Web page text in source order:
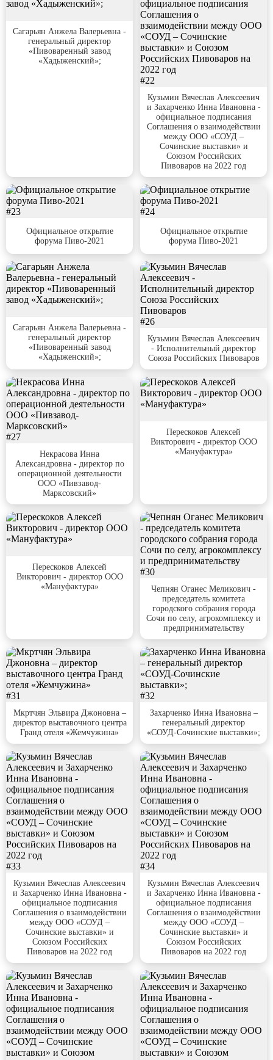
Сагарьян Анжела Валерьевна -
генеральный директор
«Пивоваренный завод
«Хадыженский»;
#22
Кузьмин Вячеслав Алексеевич
и Захарченко Инна Ивановна -
официальное подписания
Соглашения о взаимодействии
между ООО «СОУД –
Сочинские выставки» и
Союзом Российских
Пивоваров на 2022 год
#23
Официальное открытие
форума Пиво-2021
#24
Официальное открытие
форума Пиво-2021
Сагарьян Анжела Валерьевна -
генеральный директор
«Пивоваренный завод
«Хадыженский»;
#26
Кузьмин Вячеслав Алексеевич
- Исполнительный директор
Союза Российских Пивоваров
#27
Некрасова Инна
Александровна - директор по
операционной деятельности
ООО «Пивзавод-
Марксовский»
Перескоков Алексей
Викторович - директор ООО
«Мануфактура»
Перескоков Алексей
Викторович - директор ООО
«Мануфактура»
#30
Чепнян Оганес Меликович -
председатель комитета
городского собрания города
Сочи по селу, агрокомплексу и
предпринимательству
#31
Мкртчян Эльвира Джоновна –
директор выставочного центра
Гранд отеля «Жемчужина»
#32
Захарченко Инна Ивановна –
генеральный директор
«СОУД-Сочинские выставки»;
#33
Кузьмин Вячеслав Алексеевич
и Захарченко Инна Ивановна -
официальное подписания
Соглашения о взаимодействии
между ООО «СОУД –
Сочинские выставки» и
Союзом Российских
Пивоваров на 2022 год
#34
Кузьмин Вячеслав Алексеевич
и Захарченко Инна Ивановна -
официальное подписания
Соглашения о взаимодействии
между ООО «СОУД –
Сочинские выставки» и
Союзом Российских
Пивоваров на 2022 год